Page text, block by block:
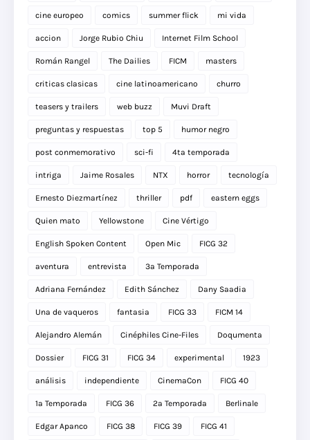
cine europeo comics summer flick mi vida
accion Jorge Rubio Chiu Internet Film School
Román Rangel The Dailies FICM masters
criticas clasicas cine latinoamericano churro
teasers y trailers web buzz Muvi Draft
preguntas y respuestas top 5 humor negro
post conmemorativo sci-fi 4ta temporada
intriga Jaime Rosales NTX horror tecnología
Ernesto Diezmartínez thriller pdf eastern eggs
Quien mato Yellowstone Cine Vértigo
English Spoken Content Open Mic FICG 32
aventura entrevista 3a Temporada
Adriana Fernández Edith Sánchez Dany Saadia
Una de vaqueros fantasia FICG 33 FICM 14
Alejandro Alemán Cinéphiles Cine-Files Doqumenta
Dossier FICG 31 FICG 34 experimental 1923
análisis independiente CinemaCon FICG 40
1a Temporada FICG 36 2a Temporada Berlinale
Edgar Apanco FICG 38 FICG 39 FICG 41